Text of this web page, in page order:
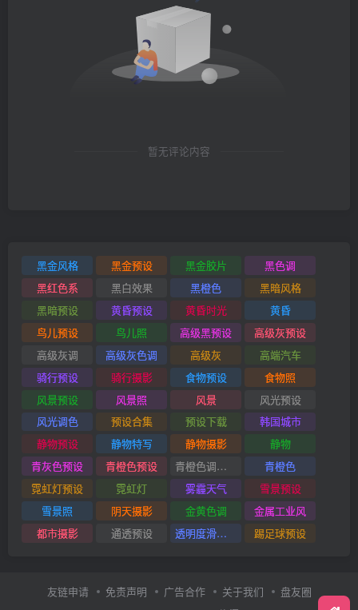
暂无评论内容
黑金风格 黑金预设 黑金胶片
黑色调
黑红色系
黑白效果 黑橙色
黑暗风格
黑暗预设
黄昏预设 黄昏时光
黄昏
鸟儿预设
鸟儿照 高级黑预设
高级灰预设
高级灰调
高级灰色调 高级灰
高端汽车
骑行预设
骑行摄影 食物预设
食物照
风景预设
风景照 风景
风光预设
风光调色
预设合集 预设下载
韩国城市
静物预设
静物特写 静物摄影
静物
青灰色预设
青橙色预设 青橙色调预设
青橙色
霓虹灯预设
霓虹灯 雾霾天气
雪景预设
雪景照
阴天摄影 金黄色调
金属工业风
都市摄影
通透预设 透明度滑块插件 踢足球预设
友链申请 免责声明 广告合作 关于我们 盘友圈